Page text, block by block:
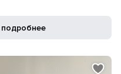
подробнее